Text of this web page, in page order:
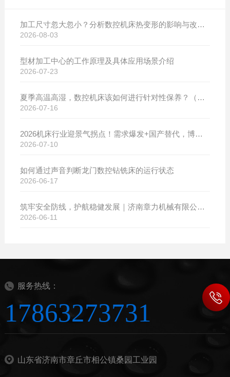
加工尺寸忽大忽小？分析数控机床热变形的影响与改善方案
2026-08-03
型材加工中心的工作原理及具体应用场景介绍
2026-07-23
夏季高温高湿，数控机床该如何进行针对性保养？（附冬夏维保异同对比）
2026-07-16
2026机床行业迎景气拐点！需求爆发+国产替代，博斯曼数控设备产销两旺发货忙
2026-07-10
如何通过声音判断龙门数控钻铣床的运行状态
2026-06-17
筑牢安全防线，护航稳健发展｜济南章力机械有限公司开展2026年安全生产月系列活动
2026-06-11
服务热线：
17863273731
山东省济南市章丘市相公镇桑园工业园